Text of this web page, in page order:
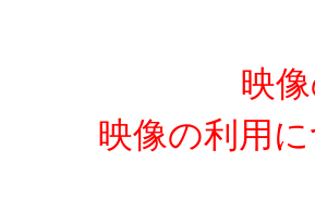
映
映像の利用